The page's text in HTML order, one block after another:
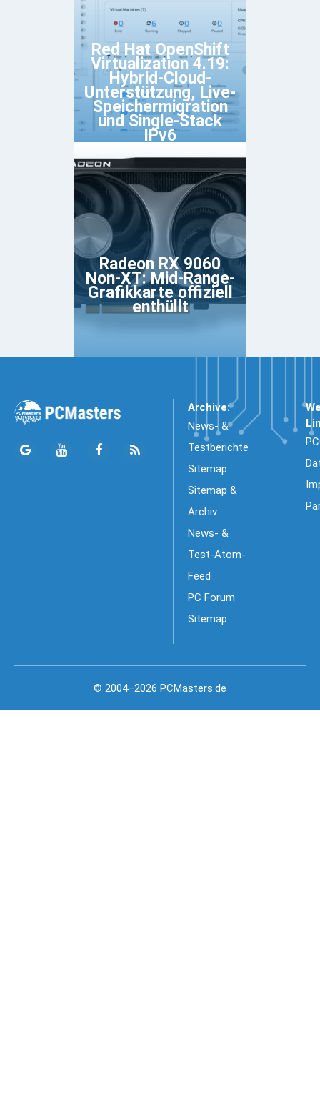
Red Hat OpenShift
Virtualization 4.19:
Hybrid-Cloud-
Unterstützung, Live-
Speichermigration
und Single-Stack
IPv6
Radeon RX 9060
Non-XT: Mid-Range-
Grafikkarte offiziell
enthüllt
Archive:
News- &
Testberichte
Sitemap
Sitemap &
Archiv
News- &
Test-Atom-
Feed
PC Forum
Sitemap
© 2004–2026 PCMasters.de